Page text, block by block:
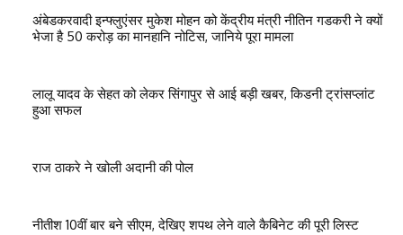
अंबेडकरवादी इन्फ्लुएंसर मुकेश मोहन को केंद्रीय मंत्री नीतिन गडकरी ने क्यों
भेजा है 50 करोड़ का मानहानि नोटिस, जानिये पूरा मामला
लालू यादव के सेहत को लेकर सिंगापुर से आई बड़ी खबर, किडनी ट्रांसप्लांट
हुआ सफल
राज ठाकरे ने खोली अदानी की पोल
नीतीश 10वीं बार बने सीएम, देखिए शपथ लेने वाले कैबिनेट की पूरी लिस्ट